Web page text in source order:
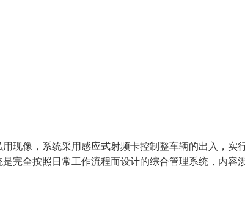
现像，系统采用感应式射频卡控制整车辆的出入，实
完全按照日常工作流程而设计的综合管理系统，内容